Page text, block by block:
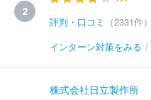
2
評判・口コミ
（2331件）
インターン対策をみる /
株式会社日立製作所